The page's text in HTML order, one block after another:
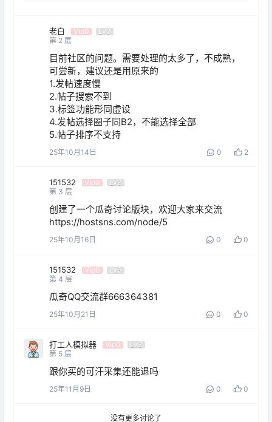
老白 Vip0
Lv3
第 2 层
目前社区的问题。需要处理的太多了，不成熟，
可尝新，建议还是用原来的
1.发帖速度慢
2.帖子搜索不到
3.标签功能形同虚设
4.发帖选择圈子同B2，不能选择全部
5.帖子排序不支持
25年10月14日 0 2
151532 Vip0
Lv3
第 3 层
创建了一个瓜奇讨论版块，欢迎大家来交流
https://hostsns.com/node/5
25年10月16日 0 0
151532 Vip0
Lv3
第 4 层
瓜奇QQ交流群666364381
25年10月21日 0 0
打工人模拟器 Vip0
Lv3
第 5 层
跟你买的可汗采集还能退吗
25年11月9日 0 0
没有更多讨论了